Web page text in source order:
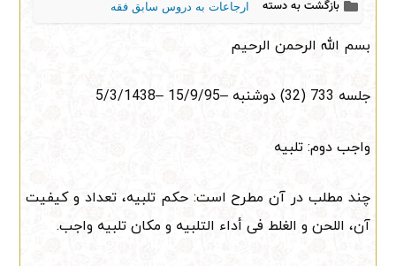
بازگشت به دسته ارجاعات به دروس سابق فقه
بسم الله الرحمن الرحیم
جلسه 733 (32) ‌دوشنبه –15/9/95 –5/3/1438
واجب دوم: تلبیه
چند مطلب در آن مطرح است: حکم تلبیه، تعداد و کیفیت
آن، اللحن و الغلط فی أداء التلبیه و مکان تلبیه واجب.